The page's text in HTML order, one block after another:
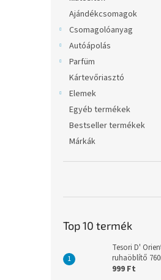
Ajándékcsomagok
Csomagolóanyag
Autóápolás
Parfüm
Kártevőriasztó
Elemek
Egyéb termékek
Bestseller termékek
Márkák
Top 10 termék
Tesori D'
ruhaöblítő
999 Ft